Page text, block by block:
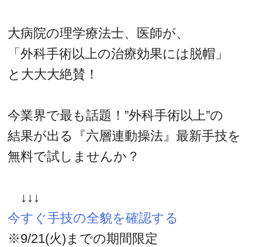
大病院の理学療法士、医師が、
「外科手術以上の治療効果には脱帽」
と大大大絶賛！
今業界で最も話題！”外科手術以上”の
結果が出る『六層連動操法』最新手技を
無料で試しませんか？
↓↓↓
今すぐ手技の全貌を確認する
※9/21(火)までの期間限定